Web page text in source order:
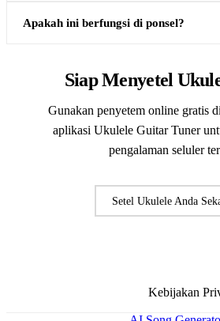
Apakah ini berfungsi di ponsel?
Siap Menyetel
Gunakan penyetem online gratis
aplikasi Ukulele Guitar Tuner
pengalaman seluler
Setel Ukulele Anda
Kebijakan